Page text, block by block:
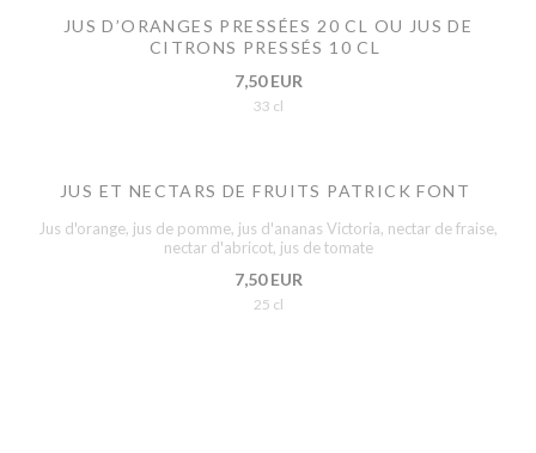
JUS D’ORANGES PRESSÉES 20 CL OU JUS DE
CITRONS PRESSÉS 10 CL
7,50 EUR
33 cl
JUS ET NECTARS DE FRUITS PATRICK FONT
Jus d'orange, jus de pomme, jus d'ananas Victoria, nectar de fraise,
nectar d'abricot, jus de tomate
7,50 EUR
25 cl